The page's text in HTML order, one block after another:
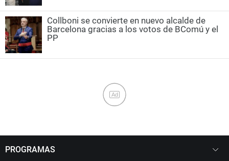
Collboni se convierte en nuevo alcalde de
Barcelona gracias a los votos de BComú y el
PP
Ad
PROGRAMAS